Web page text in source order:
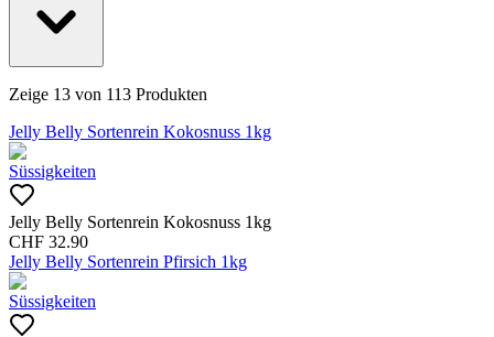
Zeige 13 von 113 Produkten
Jelly Belly Sortenrein Kokosnuss 1kg
Süssigkeiten
Jelly Belly Sortenrein Kokosnuss 1kg
CHF 32.90
Jelly Belly Sortenrein Pfirsich 1kg
Süssigkeiten